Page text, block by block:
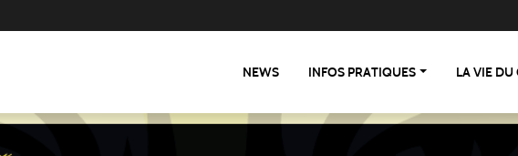
NEWS INFOS PRATIQUES LA VIE DU